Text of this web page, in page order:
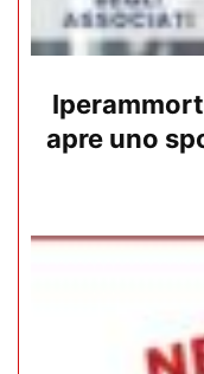
apre uno